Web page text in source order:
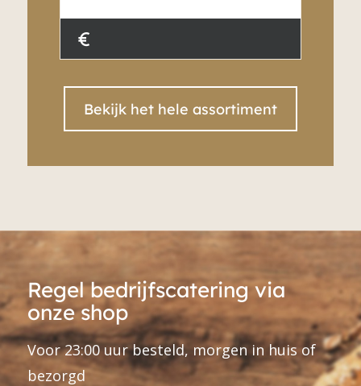
€
Bekijk het hele assortiment
Regel bedrijfscatering via
onze shop
Voor 23:00 uur besteld, morgen in huis of
bezorgd